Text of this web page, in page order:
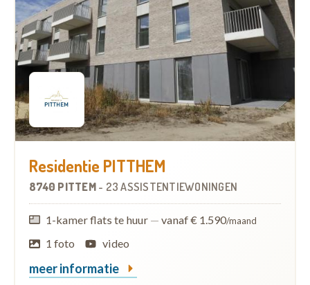
Residentie PITTHEM
8740 PITTEM - 23 ASSISTENTIEWONINGEN
1-kamer flats te huur — vanaf € 1.590/maand
1 foto video
meer informatie